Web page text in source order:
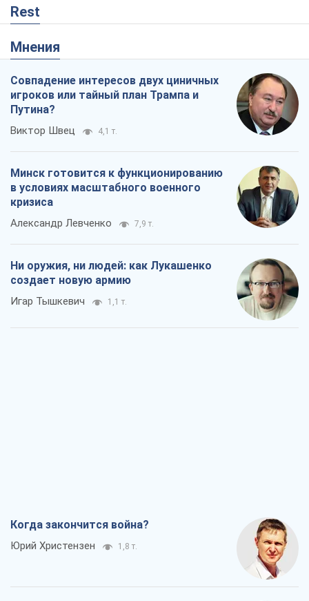
Rest
Мнения
Совпадение интересов двух циничных
игроков или тайный план Трампа и
Путина?
Виктор Швец 4,1 т.
Минск готовится к функционированию
в условиях масштабного военного
кризиса
Александр Левченко 7,9 т.
Ни оружия, ни людей: как Лукашенко
создает новую армию
Игар Тышкевич 1,1 т.
Когда закончится война?
Юрий Христензен 1,8 т.